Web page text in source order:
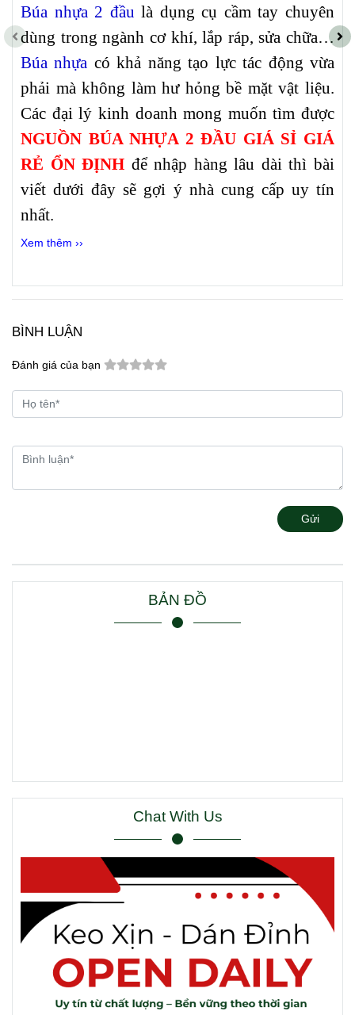
Búa nhựa 2 đầu là dụng cụ cầm tay chuyên
dùng trong ngành cơ khí, lắp ráp, sửa chữa…
Búa nhựa có khả năng tạo lực tác động vừa
phải mà không làm hư hỏng bề mặt vật liệu.
Các đại lý kinh doanh mong muốn tìm được
NGUỒN BÚA NHỰA 2 ĐẦU GIÁ SỈ GIÁ
RẺ ỔN ĐỊNH để nhập hàng lâu dài thì bài
viết dưới đây sẽ gợi ý nhà cung cấp uy tín
nhất.
Xem thêm ››
BÌNH LUẬN
Đánh giá của bạn
Gửi
BẢN ĐỒ
Chat With Us